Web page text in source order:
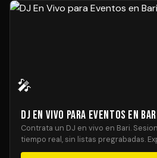
🎤
DJ En Vivo para Eventos en
Contrata un DJ en vivo en Bari.
tiempo real, sin listas pregrabadas.